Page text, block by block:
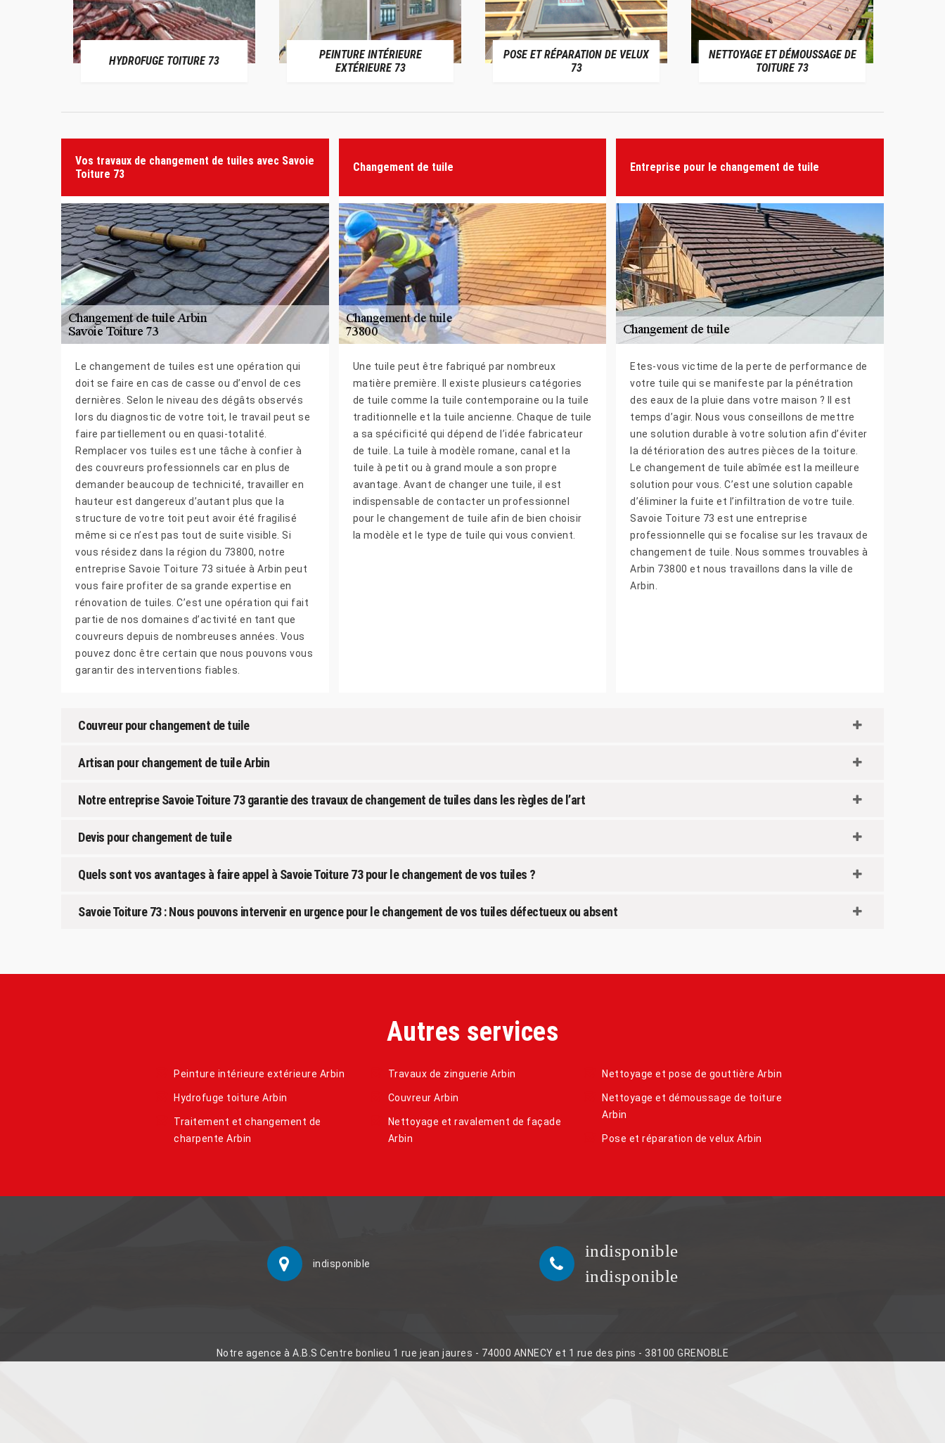
HYDROFUGE TOITURE 73
PEINTURE INTÉRIEURE
EXTÉRIEURE 73
POSE ET RÉPARATION DE VELUX
73
NETTOYAGE ET DÉMOUSSAGE DE
TOITURE 73
Vos travaux de changement de tuiles avec Savoie
Toiture 73
Le changement de tuiles est une opération qui
doit se faire en cas de casse ou d’envol de ces
dernières. Selon le niveau des dégâts observés
lors du diagnostic de votre toit, le travail peut se
faire partiellement ou en quasi-totalité.
Remplacer vos tuiles est une tâche à confier à
des couvreurs professionnels car en plus de
demander beaucoup de technicité, travailler en
hauteur est dangereux d’autant plus que la
structure de votre toit peut avoir été fragilisé
même si ce n’est pas tout de suite visible. Si
vous résidez dans la région du 73800, notre
entreprise Savoie Toiture 73 située à Arbin peut
vous faire profiter de sa grande expertise en
rénovation de tuiles. C’est une opération qui fait
partie de nos domaines d’activité en tant que
couvreurs depuis de nombreuses années. Vous
pouvez donc être certain que nous pouvons vous
garantir des interventions fiables.
Changement de tuile
Une tuile peut être fabriqué par nombreux
matière première. Il existe plusieurs catégories
de tuile comme la tuile contemporaine ou la tuile
traditionnelle et la tuile ancienne. Chaque de tuile
a sa spécificité qui dépend de l’idée fabricateur
de tuile. La tuile à modèle romane, canal et la
tuile à petit ou à grand moule a son propre
avantage. Avant de changer une tuile, il est
indispensable de contacter un professionnel
pour le changement de tuile afin de bien choisir
la modèle et le type de tuile qui vous convient.
Entreprise pour le changement de tuile
Etes-vous victime de la perte de performance de
votre tuile qui se manifeste par la pénétration
des eaux de la pluie dans votre maison ? Il est
temps d’agir. Nous vous conseillons de mettre
une solution durable à votre solution afin d’éviter
la détérioration des autres pièces de la toiture.
Le changement de tuile abîmée est la meilleure
solution pour vous. C’est une solution capable
d’éliminer la fuite et l’infiltration de votre tuile.
Savoie Toiture 73 est une entreprise
professionnelle qui se focalise sur les travaux de
changement de tuile. Nous sommes trouvables à
Arbin 73800 et nous travaillons dans la ville de
Arbin.
Couvreur pour changement de tuile
Artisan pour changement de tuile Arbin
Notre entreprise Savoie Toiture 73 garantie des travaux de changement de tuiles dans les règles de l’art
Devis pour changement de tuile
Quels sont vos avantages à faire appel à Savoie Toiture 73 pour le changement de vos tuiles ?
Savoie Toiture 73 : Nous pouvons intervenir en urgence pour le changement de vos tuiles défectueux ou absent
Autres services
Peinture intérieure extérieure Arbin
Hydrofuge toiture Arbin
Traitement et changement de
charpente Arbin
Travaux de zinguerie Arbin
Couvreur Arbin
Nettoyage et ravalement de façade
Arbin
Nettoyage et pose de gouttière Arbin
Nettoyage et démoussage de toiture
Arbin
Pose et réparation de velux Arbin
indisponible
indisponible
indisponible
Notre agence à A.B.S Centre bonlieu 1 rue jean jaures - 74000 ANNECY et 1 rue des pins - 38100 GRENOBLE